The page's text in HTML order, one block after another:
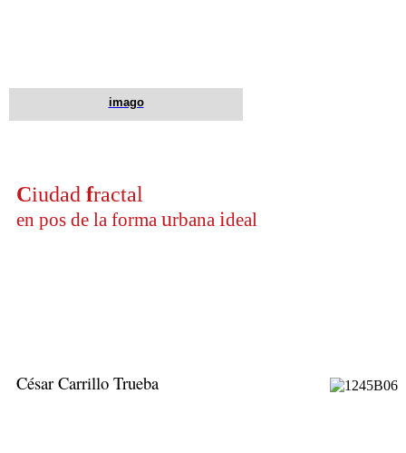
imago
Ciudad fractal
en pos de la forma urbana ideal
César Carrillo Trueba